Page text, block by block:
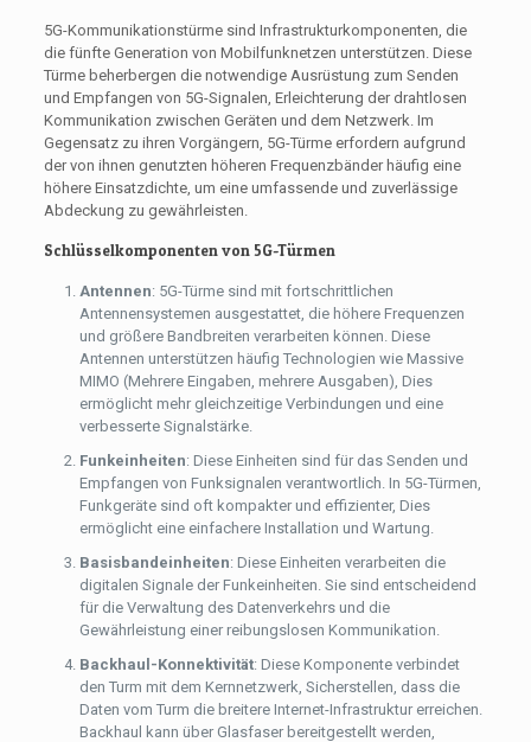
5G-Kommunikationstürme sind Infrastrukturkomponenten, die
die fünfte Generation von Mobilfunknetzen unterstützen. Diese
Türme beherbergen die notwendige Ausrüstung zum Senden
und Empfangen von 5G-Signalen, Erleichterung der drahtlosen
Kommunikation zwischen Geräten und dem Netzwerk. Im
Gegensatz zu ihren Vorgängern, 5G-Türme erfordern aufgrund
der von ihnen genutzten höheren Frequenzbänder häufig eine
höhere Einsatzdichte, um eine umfassende und zuverlässige
Abdeckung zu gewährleisten.
Schlüsselkomponenten von 5G-Türmen
Antennen: 5G-Türme sind mit fortschrittlichen
Antennensystemen ausgestattet, die höhere Frequenzen
und größere Bandbreiten verarbeiten können. Diese
Antennen unterstützen häufig Technologien wie Massive
MIMO (Mehrere Eingaben, mehrere Ausgaben), Dies
ermöglicht mehr gleichzeitige Verbindungen und eine
verbesserte Signalstärke.
Funkeinheiten: Diese Einheiten sind für das Senden und
Empfangen von Funksignalen verantwortlich. In 5G-Türmen,
Funkgeräte sind oft kompakter und effizienter, Dies
ermöglicht eine einfachere Installation und Wartung.
Basisbandeinheiten: Diese Einheiten verarbeiten die
digitalen Signale der Funkeinheiten. Sie sind entscheidend
für die Verwaltung des Datenverkehrs und die
Gewährleistung einer reibungslosen Kommunikation.
Backhaul-Konnektivität: Diese Komponente verbindet
den Turm mit dem Kernnetzwerk, Sicherstellen, dass die
Daten vom Turm die breitere Internet-Infrastruktur erreichen.
Backhaul kann über Glasfaser bereitgestellt werden,